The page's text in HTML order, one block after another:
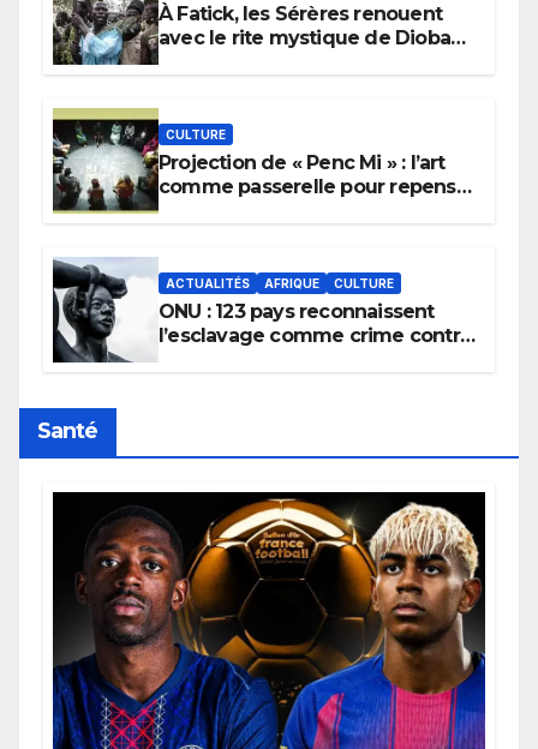
À Fatick, les Sérères renouent
avec le rite mystique de Diobaye
CULTURE
Projection de « Penc Mi » : l’art
comme passerelle pour repenser
ACTUALITÉS AFRIQUE CULTURE
ONU : 123 pays reconnaissent
l’esclavage comme crime contre
Santé